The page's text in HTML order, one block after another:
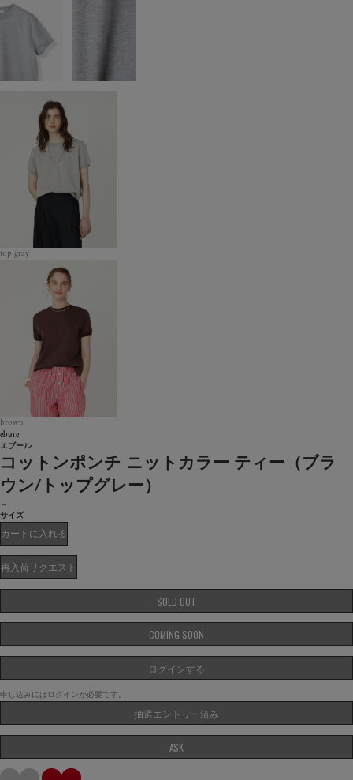
top gray
brown
ebure
エブール
コットンポンチ ニットカラー ティー（ブラ
ウン/トップグレー）
→
サイズ
カートに入れる
再入荷リクエスト
SOLD OUT
COMING SOON
ログインする
申し込みにはログインが必要です。
抽選エントリー済み
ASK